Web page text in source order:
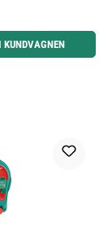
eller minska kvantiteten.